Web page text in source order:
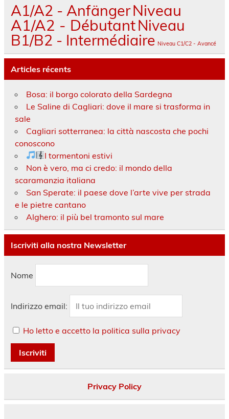
A1/A2 - AnfängerNiveau
A1/A2 - DébutantNiveau
B1/B2 - Intermédiaire Niveau C1/C2 - Avancé
Articles récents
Bosa: il borgo colorato della Sardegna
Le Saline di Cagliari: dove il mare si trasforma in
sale
Cagliari sotterranea: la città nascosta che pochi
conoscono
I tormentoni estivi
Non è vero, ma ci credo: il mondo della
scaramanzia italiana
San Sperate: il paese dove l’arte vive per strada
e le pietre cantano
Alghero: il più bel tramonto sul mare
Iscriviti alla nostra Newsletter
Nome
Indirizzo email:
Ho letto e accetto la politica sulla privacy
Privacy Policy